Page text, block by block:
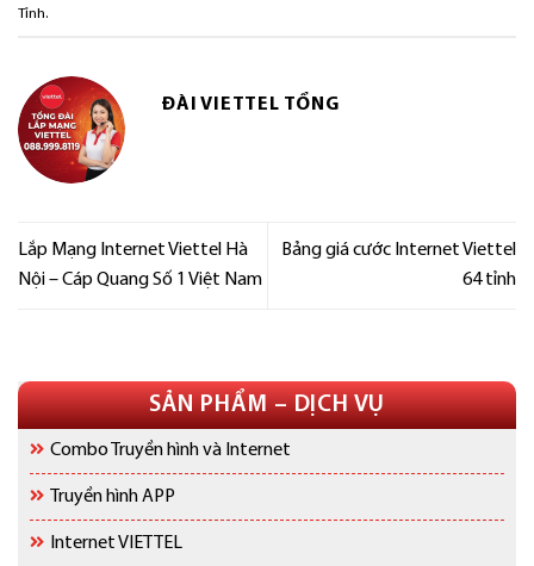
SẢN PHẨM – DỊCH VỤ
Combo Truyền hình và Internet
Truyền hình APP
Internet VIETTEL
Tỉnh.
ĐÀI VIETTEL TỔNG
Lắp Mạng Internet Viettel Hà
Nội – Cáp Quang Số 1 Việt Nam
Bảng giá cước Internet Viettel
64 tỉnh